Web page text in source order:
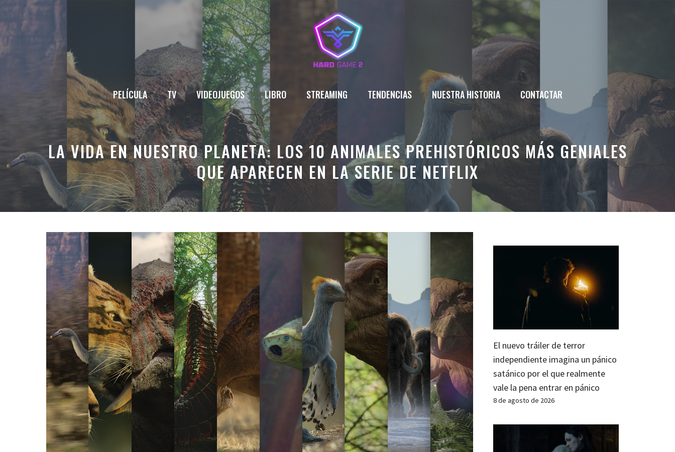
Saltar
al
contenido
PELÍCULA TV VIDEOJUEGOS LIBRO STREAMING TENDENCIAS NUESTRA HISTORIA CONTACTAR
LA VIDA EN NUESTRO PLANETA: LOS 10 ANIMALES PREHISTÓRICOS MÁS GENIALES
QUE APARECEN EN LA SERIE DE NETFLIX
El nuevo tráiler de terror
independiente imagina un pánico
satánico por el que realmente
vale la pena entrar en pánico
8 de agosto de 2026